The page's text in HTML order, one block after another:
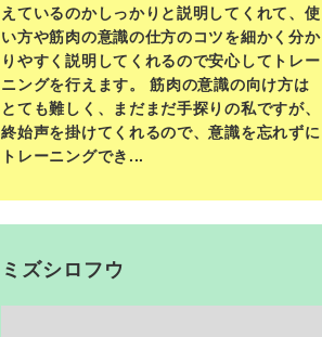
えているのかしっかりと説明してくれて、使
い方や筋肉の意識の仕方のコツを細かく分か
りやすく説明してくれるので安心してトレー
ニングを行えます。 筋肉の意識の向け方は
とても難しく、まだまだ手探りの私ですが、
終始声を掛けてくれるので、意識を忘れずに
トレーニングでき...
ミズシロフウ
<